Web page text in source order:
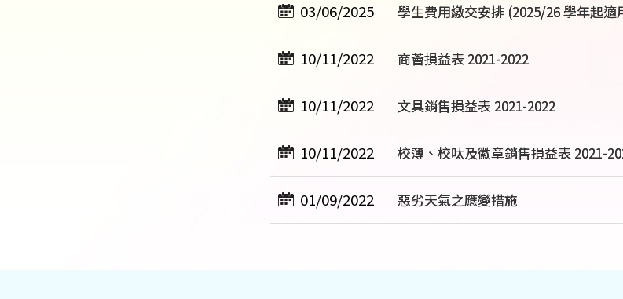
03/06/2025 學生費用繳交安排 (2025/26 學年起適
10/11/2022 商薈損益表 2021-2022
10/11/2022 文具銷售損益表 2021-2022
10/11/2022 校薄、校呔及徽章銷售損益表 2021-
01/09/2022 惡劣天氣之應變措施